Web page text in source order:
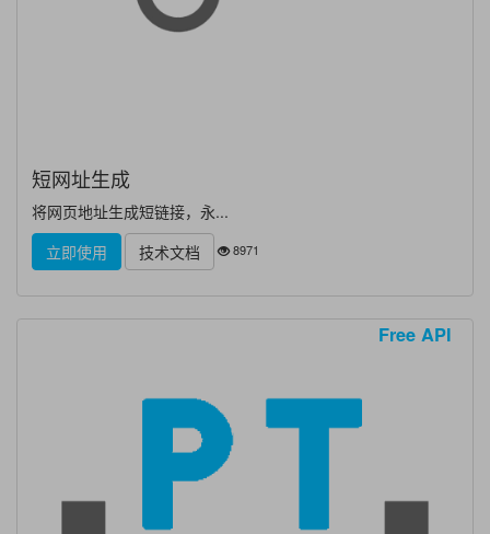
短网址生成
将网页地址生成短链接，永...
立即使用
技术文档 8971
Free API